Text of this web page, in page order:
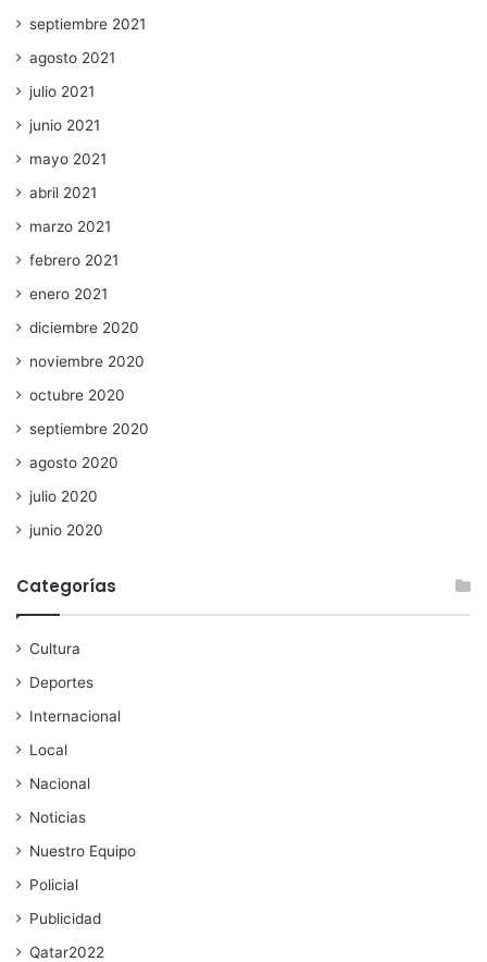
septiembre 2021
agosto 2021
julio 2021
junio 2021
mayo 2021
abril 2021
marzo 2021
febrero 2021
enero 2021
diciembre 2020
noviembre 2020
octubre 2020
septiembre 2020
agosto 2020
julio 2020
junio 2020
Categorías
Cultura
Deportes
Internacional
Local
Nacional
Noticias
Nuestro Equipo
Policial
Publicidad
Qatar2022